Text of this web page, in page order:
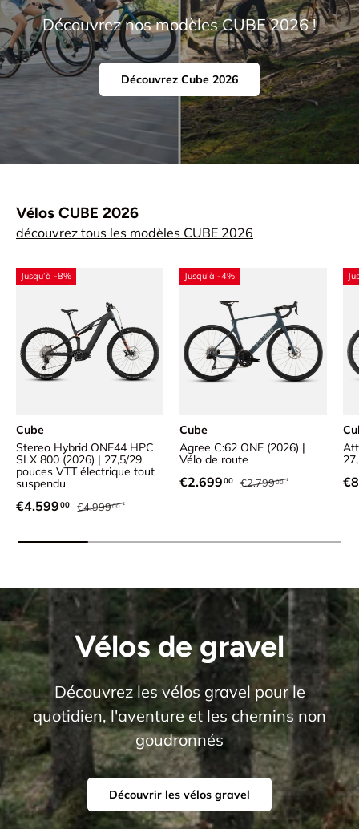
Découvrez nos modèles CUBE 2026 !
Découvrez Cube 2026
Vélos CUBE 2026
découvrez tous les modèles CUBE 2026
Jusqu’à -8%
Cube
Stereo Hybrid ONE44 HPC
SLX 800 (2026) | 27,5/29
pouces VTT électrique tout
suspendu
Prix soldé
€4.59900 Prix habituel
€4.99900
Jusqu’à -4%
Cube
Agree C:62 ONE (2026) |
Vélo de route
Prix soldé
€2.69900 Prix habituel
€2.79900
Vélos de gravel
Découvrez les vélos gravel pour le
quotidien, l'aventure et les chemins non
goudronnés
Découvrir les vélos gravel